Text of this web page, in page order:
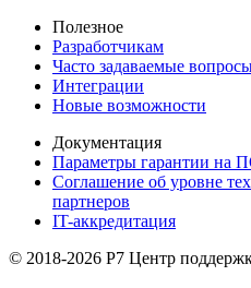
Полезное
Разработчикам
Часто задаваемые
Интеграции
Новые возможности
Документация
Параметры гарантии на
Соглашение об уровне
партнеров
IT-аккредитация
© 2018-2026 Р7 Центр